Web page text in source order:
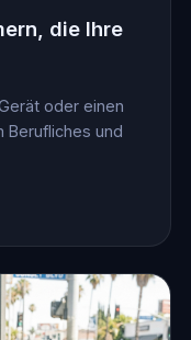
die Ihre
oder einen
Berufliches und